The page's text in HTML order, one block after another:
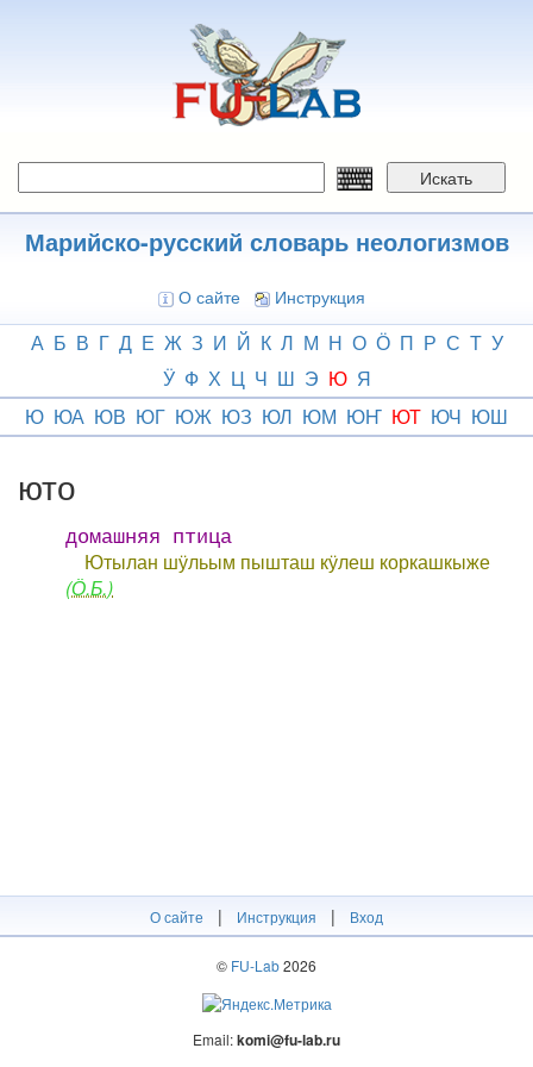
Искать
Марийско-русский словарь неологизмов
О сайте Инструкция
А Б В Г Д Е Ж З И Й К Л М Н О Ӧ П Р С Т У
Ӱ Ф Х Ц Ч Ш Э Ю Я
Ю ЮА ЮВ ЮГ ЮЖ ЮЗ ЮЛ ЮМ ЮҤ ЮТ ЮЧ ЮШ
юто
домашняя птица
Ютылан шӱльым пышташ кӱлеш коркашкыже
(Ӧ.Б.)
О сайте | Инструкция | Вход
© FU-Lab2026
Email:komi@fu-lab.ru